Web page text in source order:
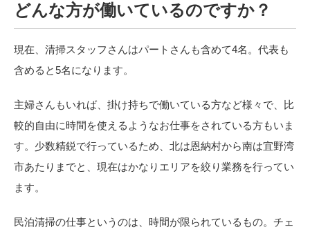
どんな方が働いているのですか？
現在、清掃スタッフさんはパートさんも含めて4名。代表も
含めると5名になります。
主婦さんもいれば、掛け持ちで働いている方など様々で、比
較的自由に時間を使えるようなお仕事をされている方もいま
す。少数精鋭で行っているため、北は恩納村から南は宜野湾
市あたりまでと、現在はかなりエリアを絞り業務を行ってい
ます。
民泊清掃の仕事というのは、時間が限られているもの。チェ